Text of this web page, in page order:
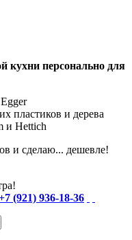
кухни персонально для
пластиков и дерева
и Hettich
и сделаю... дешевле!
(921) 936-18-36